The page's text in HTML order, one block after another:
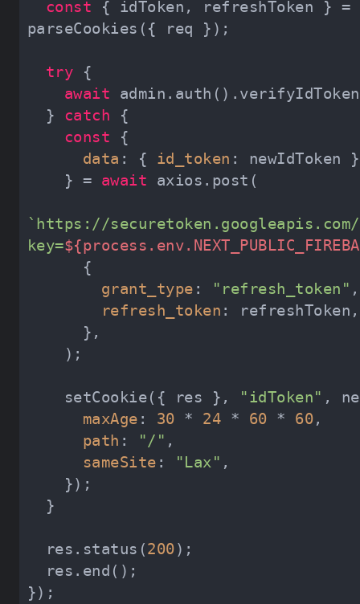
const { idToken, refreshToken } =
try
await
  }
catch
const
data : { id_token
    } =
await
`https://
key=
grant_type : "refresh_token"
refresh_token
    setCookie({ res },
"idToken"
maxAge : 30 * 24 * 60 * 60
path : "/"
sameSite : "Lax"
  res.status(
200